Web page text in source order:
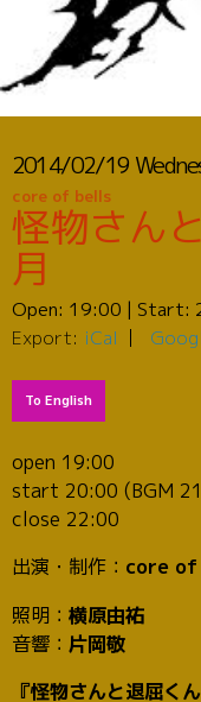
2014/02/19
core of bells
怪物さん
月
Open: 19:00 | Start:
Export: iCal
To English
open 19:00
start 20:00 (BGM
close 22:00
出演・制作： core of
照明： 横原由祐
音響： 片岡敬
『怪物さんと退屈く